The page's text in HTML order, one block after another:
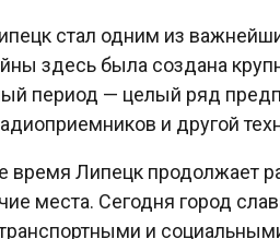
стал одним из
здесь была создана
период — целый ряд
и другой
время Липецк продолжает
места. Сегодня город
и